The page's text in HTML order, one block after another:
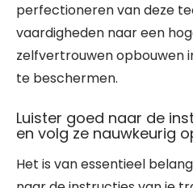
perfectioneren van deze
vaardigheden naar een
zelfvertrouwen opbouwen
te beschermen.
Luister goed naar de
en volg ze nauwkeurig
Het is van essentieel